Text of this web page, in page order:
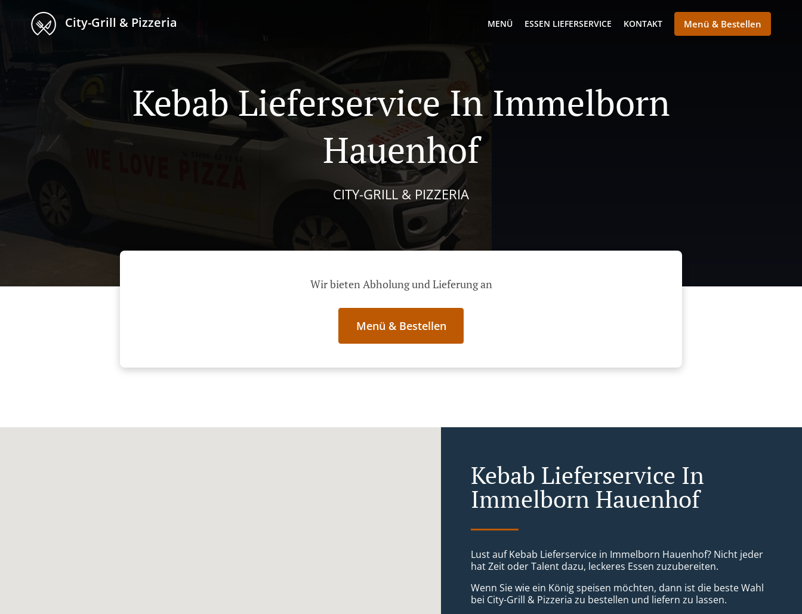
City-Grill & Pizzeria MENÜ ESSEN LIEFERSERVICE KONTAKT Menü & Bestellen
Kebab Lieferservice In Immelborn
Hauenhof
CITY-GRILL & PIZZERIA
Wir bieten Abholung und Lieferung an
Menü & Bestellen
Kebab Lieferservice In
Immelborn Hauenhof
Lust auf Kebab Lieferservice in Immelborn Hauenhof? Nicht jeder
hat Zeit oder Talent dazu, leckeres Essen zuzubereiten.
Wenn Sie wie ein König speisen möchten, dann ist die beste Wahl
bei City-Grill & Pizzeria zu bestellen und liefern zu lassen.